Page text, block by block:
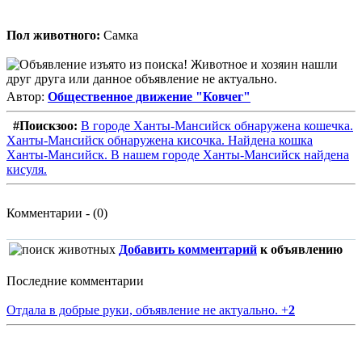
Пол животного: Самка
Автор: Общественное движение "Ковчег"
#Поискзоо: В городе Ханты-Мансийск обнаружена кошечка.
Ханты-Мансийск обнаружена кисочка. Найдена кошка
Ханты-Мансийск. В нашем городе Ханты-Мансийск найдена
кисуля.
Комментарии - (0)
Добавить комментарий к объявлению
Последние комментарии
Отдала в добрые руки, объявление не актуально. +2